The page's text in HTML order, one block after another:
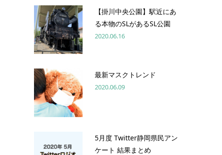
【掛川中央公園】駅近にあ
る本物のSLがあるSL公園
2020.06.16
最新マスクトレンド
2020.06.09
5月度 Twitter静岡県民アン
ケート 結果まとめ